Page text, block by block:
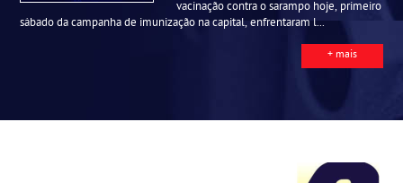
vacinação contra o sarampo hoje, primeiro
sábado da campanha de imunização na capital, enfrentaram l...
+ mais